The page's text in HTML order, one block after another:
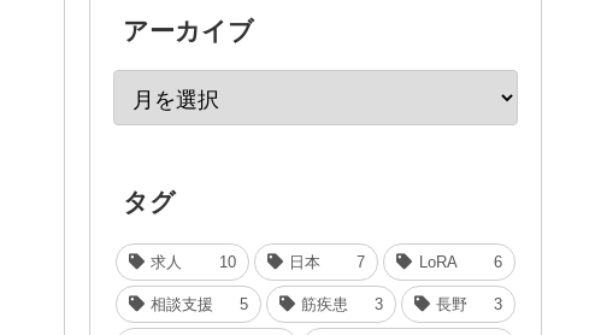
アーカイブ
タグ
求人 10 日本 7 LoRA 6
相談支援 5 筋疾患 3 長野 3